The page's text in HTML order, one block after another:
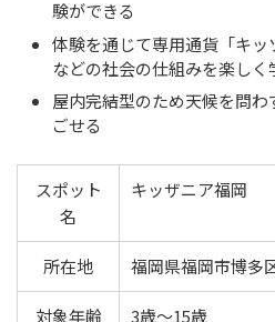
験ができる
体験を通じて専用通貨「キ
などの社会の仕組みを楽しく
屋内完結型のため天候を問
ごせる
スポット
名
キッザニア福岡
所在地 福岡県福岡市博多
対象年齢
3歳〜15歳